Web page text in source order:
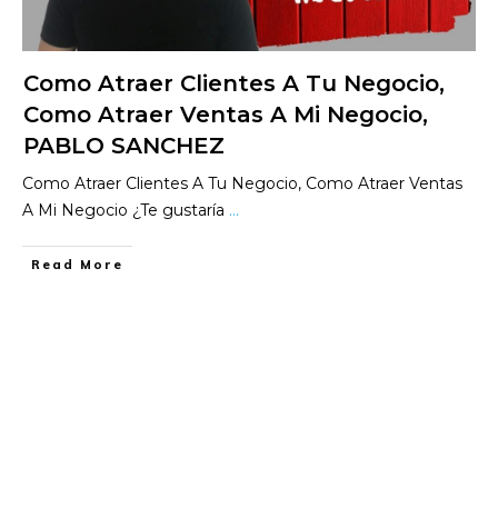
Como Atraer Clientes A Tu Negocio,
Como Atraer Ventas A Mi Negocio,
PABLO SANCHEZ
Como Atraer Clientes A Tu Negocio, Como Atraer Ventas
A Mi Negocio ¿Te gustaría ...
​Read More